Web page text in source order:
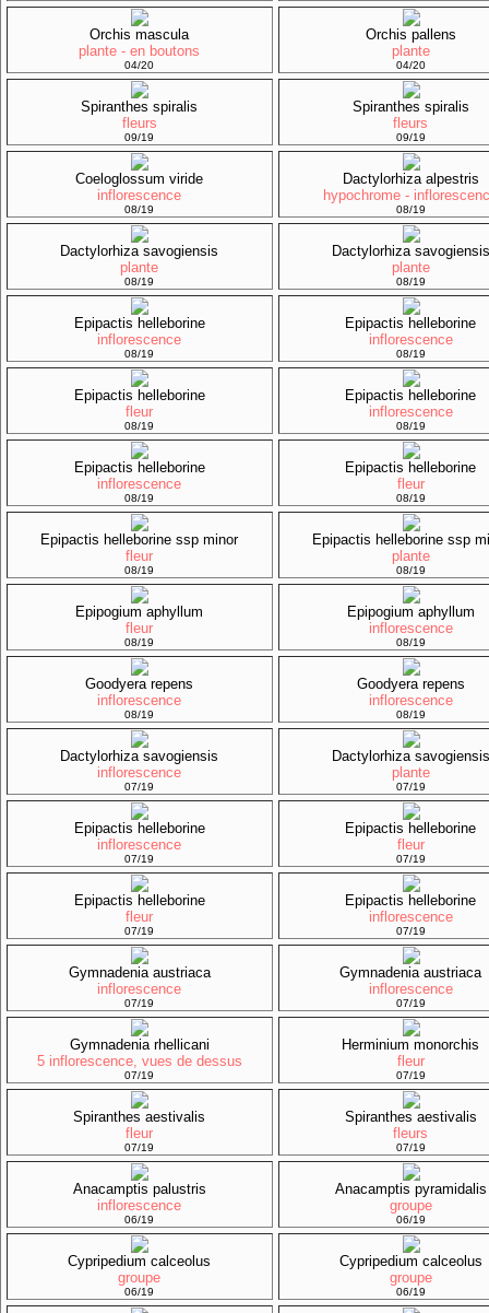
Orchis mascula
plante - en boutons
04/20
Orchis pallens
plante
04/20
Spiranthes spiralis
fleurs
09/19
Spiranthes spiralis
fleurs
09/19
Coeloglossum viride
inflorescence
08/19
Dactylorhiza alpestris
hypochrome -
08/19
Dactylorhiza savogiensis
plante
08/19
Dactylorhiza savogiensis
plante
08/19
Epipactis helleborine
inflorescence
08/19
Epipactis helleborine
inflorescence
08/19
Epipactis helleborine
fleur
08/19
Epipactis helleborine
inflorescence
08/19
Epipactis helleborine
inflorescence
08/19
Epipactis helleborine
fleur
08/19
Epipactis helleborine ssp minor
fleur
08/19
Epipactis helleborine ssp
plante
08/19
Epipogium aphyllum
fleur
08/19
Epipogium aphyllum
inflorescence
08/19
Goodyera repens
inflorescence
08/19
Goodyera repens
inflorescence
08/19
Dactylorhiza savogiensis
inflorescence
07/19
Dactylorhiza savogiensis
plante
07/19
Epipactis helleborine
inflorescence
07/19
Epipactis helleborine
fleur
07/19
Epipactis helleborine
fleur
07/19
Epipactis helleborine
inflorescence
07/19
Gymnadenia austriaca
inflorescence
07/19
Gymnadenia austriaca
inflorescence
07/19
Gymnadenia rhellicani
5 inflorescence, vues de dessus
07/19
Herminium monorchis
fleur
07/19
Spiranthes aestivalis
fleur
07/19
Spiranthes aestivalis
fleurs
07/19
Anacamptis palustris
inflorescence
06/19
Anacamptis pyramidalis
groupe
06/19
Cypripedium calceolus
groupe
06/19
Cypripedium calceolus
groupe
06/19